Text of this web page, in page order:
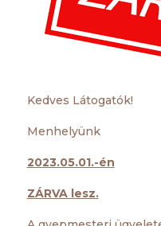
Kedves Látogatók!
Menhelyünk
2023.05.01.-én
ZÁRVA lesz.